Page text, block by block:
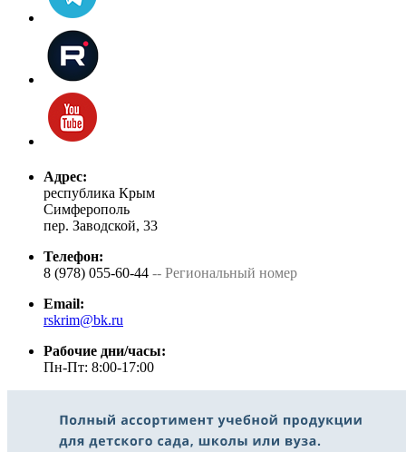
Адрес:
республика Крым
Симферополь
пер. Заводской, 33
Телефон:
8 (978) 055-60-44 -- Региональный номер
Email:
rskrim@bk.ru
Рабочие дни/часы:
Пн-Пт: 8:00-17:00